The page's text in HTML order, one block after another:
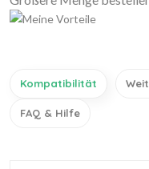
Kompatibilität
FAQ & Hilfe